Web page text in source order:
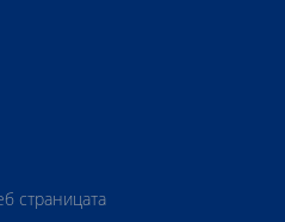
страницата